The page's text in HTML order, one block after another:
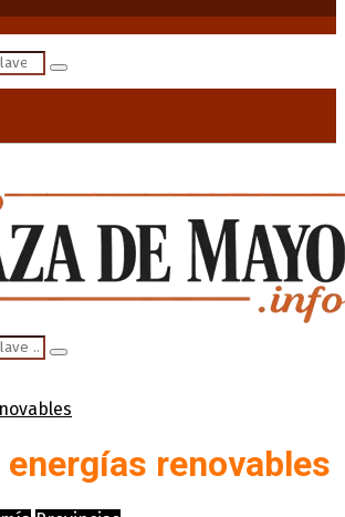
Search
Search
renovables